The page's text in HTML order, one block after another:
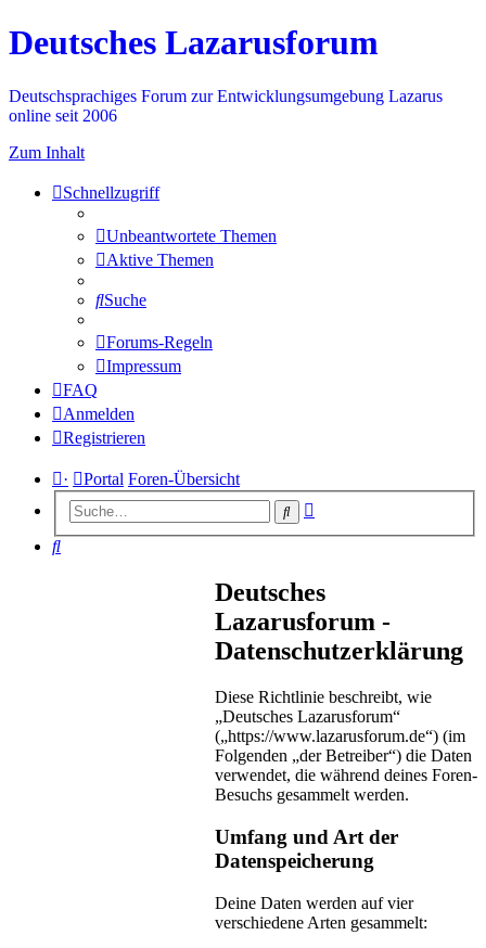
Deutsches Lazarusforum
Deutschsprachiges Forum zur Entwicklungsumgebung Lazarus
online seit 2006
Zum Inhalt
Schnellzugriff
Unbeantwortete Themen
Aktive Themen
Suche
Forums-Regeln
Impressum
FAQ
Anmelden
Registrieren
· Portal Foren-Übersicht
Suche
Suche
Deutsches
Lazarusforum -
Datenschutzerklärung
Diese Richtlinie beschreibt, wie
„Deutsches Lazarusforum“
(„https://www.lazarusforum.de“) (im
Folgenden „der Betreiber“) die Daten
verwendet, die während deines Foren-
Besuchs gesammelt werden.
Umfang und Art der
Datenspeicherung
Deine Daten werden auf vier
verschiedene Arten gesammelt: